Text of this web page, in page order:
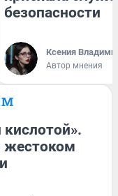
безопасности
Ксения
Автор мнения
кислотой».
жестоком